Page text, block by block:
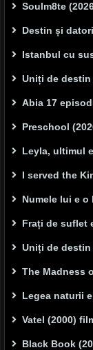
Soulm8te
Destin și
Istanbul cu
Uniți de destin
Abia 17
Preschool
Leyla, ultimul
I served the
Numele lui e
Frați de suflet
Uniți de destin
The Madness
Legea naturii
Vatel (2000)
Black Book